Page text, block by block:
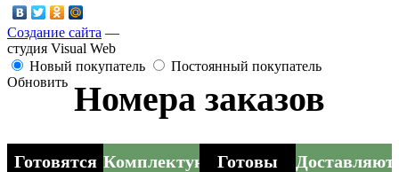
Создание сайта —
студия Visual Web
Новый покупатель
Постоянный покупатель
Обновить Номера заказов
Готовятся КомплектуютсяГотовы